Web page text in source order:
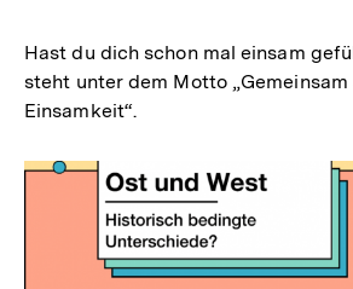
Hast du dich schon mal einsam
steht unter dem Motto „Gemeinsam
Einsamkeit“.